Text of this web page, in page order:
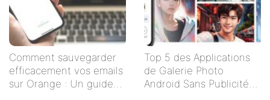
Comment sauvegarder
efficacement vos emails
sur Orange : Un guide
Top 5 des Applications
de Galerie Photo
Android Sans Publicités